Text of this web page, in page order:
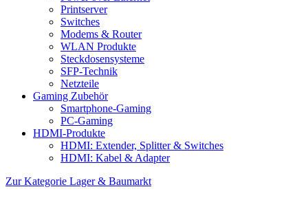
Printserver
Switches
Modems & Router
WLAN Produkte
Steckdosensysteme
SFP-Technik
Netzteile
Gaming Zubehör
Smartphone-Gaming
PC-Gaming
HDMI-Produkte
HDMI: Extender, Splitter & Switches
HDMI: Kabel & Adapter
Zur Kategorie Lager & Baumarkt